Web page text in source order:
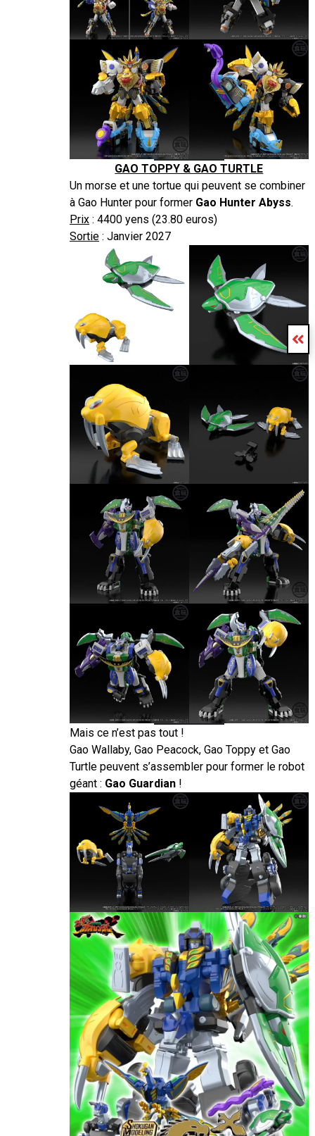
GAO TOPPY & GAO TURTLE
Un morse et une tortue qui peuvent se combiner
à Gao Hunter pour former Gao Hunter Abyss.
Prix : 4400 yens (23.80 euros)
Sortie : Janvier 2027
Mais ce n’est pas tout !
Gao Wallaby, Gao Peacock, Gao Toppy et Gao
Turtle peuvent s’assembler pour former le robot
géant : Gao Guardian !